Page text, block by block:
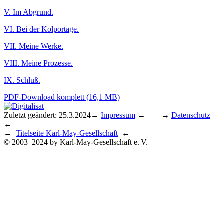
V. Im Abgrund.
VI. Bei der Kolportage.
VII. Meine Werke.
VIII. Meine Prozesse.
IX. Schluß.
PDF-Download komplett (16,1 MB)
Zuletzt geändert: 25.3.2024→ Impressum ← → Datenschutz
←
→ Titelseite Karl-May-Gesellschaft ←
© 2003–2024 by Karl-May-Gesellschaft e. V.